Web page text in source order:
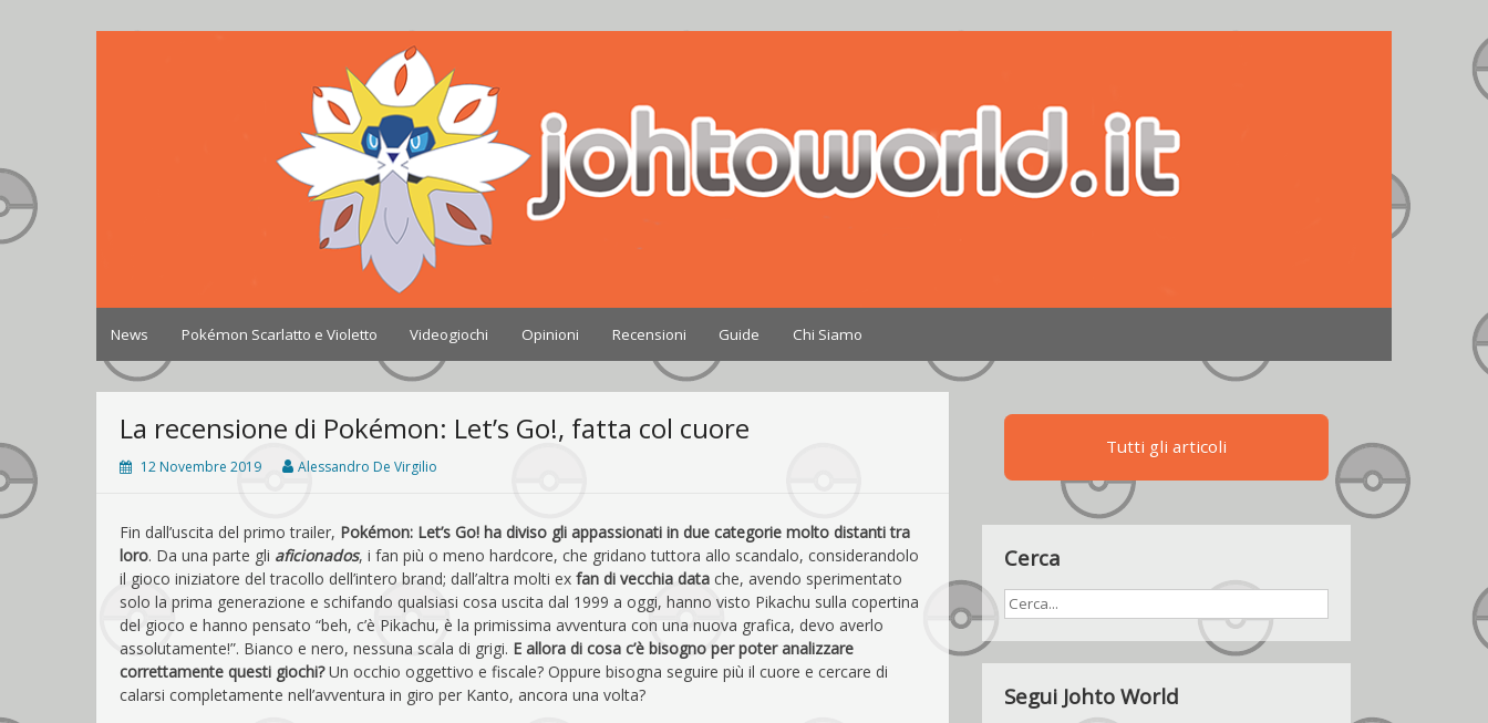
Le novità più frizzanti dall'universo Pokémon e Nintendo
News Pokémon Scarlatto e Violetto Videogiochi Opinioni Recensioni Guide Chi Siamo
La recensione di Pokémon: Let’s Go!, fatta col cuore
12 Novembre 2019 Alessandro De Virgilio
Fin dall’uscita del primo trailer, Pokémon: Let’s Go! ha diviso gli appassionati in due categorie molto distanti tra
loro. Da una parte gli aficionados, i fan più o meno hardcore, che gridano tuttora allo scandalo, considerandolo
il gioco iniziatore del tracollo dell’intero brand; dall’altra molti ex fan di vecchia data che, avendo sperimentato
solo la prima generazione e schifando qualsiasi cosa uscita dal 1999 a oggi, hanno visto Pikachu sulla copertina
del gioco e hanno pensato “beh, c’è Pikachu, è la primissima avventura con una nuova grafica, devo averlo
assolutamente!”. Bianco e nero, nessuna scala di grigi. E allora di cosa c’è bisogno per poter analizzare
correttamente questi giochi?Un occhio oggettivo e fiscale? Oppure bisogna seguire più il cuore e cercare di
calarsi completamente nell’avventura in giro per Kanto, ancora una volta?
Tutti gli articoli
Cerca
Segui Johto World